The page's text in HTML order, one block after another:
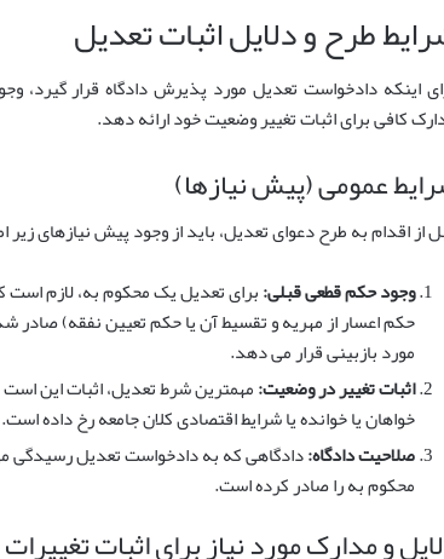
طرح و دلایل اثبات تعدیل
اینکه دادخواست تعدیل مورد پذیرش دادگاه قرار
کافی برای اثبات تغییر وضعیت خود ارائه دهد.
عمومی (پیش نیازها)
از اقدام به طرح دعوای تعدیل، باید از وجود پیش نیازهای
وجود حکم قطعی قبلی:برای تعدیل یک محکوم به، لازم
حکم اعسار از مهریه و تقسیط آن یا حکم تعیین نفقه) صادر
مورد بازبینی قرار می دهد.
اثبات تغییر در وضعیت:مهمترین شرط تعدیل، اثبات این
خواهان یا خوانده یا شرایط اقتصادی کلان جامعه رخ داده
صلاحیت دادگاه:دادگاهی که به دادخواست تعدیل رسیدگی
محکوم به را صادر کرده است.
و مدارک مورد نیاز برای اثبات تغییرات